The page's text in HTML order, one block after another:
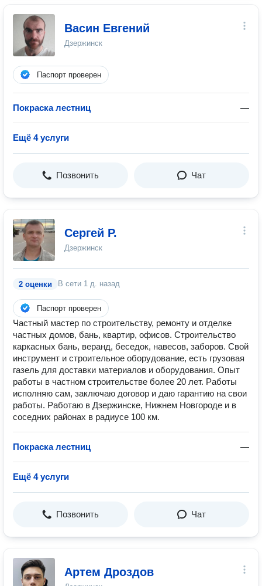
Васин Евгений
Дзержинск
Паспорт проверен
Покраска лестниц —
Ещё 4 услуги
Позвонить Чат
Сергей Р.
Дзержинск
2 оценки В сети 1 д. назад
Паспорт проверен
Частный мастер по строительству, ремонту и отделке
частных домов, бань, квартир, офисов. Строительство
каркасных бань, веранд, беседок, навесов, заборов. Свой
инструмент и строительное оборудование, есть грузовая
газель для доставки материалов и оборудования. Опыт
работы в частном строительстве более 20 лет. Работы
исполняю сам, заключаю договор и даю гарантию на свои
работы. Работаю в Дзержинске, Нижнем Новгороде и в
соседних районах в радиусе 100 км.
Покраска лестниц —
Ещё 4 услуги
Позвонить Чат
Артем Дроздов